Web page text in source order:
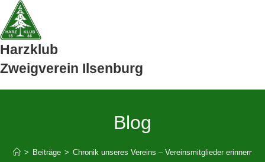
Zum
Inhalt
springen
Harzklub
Zweigverein Ilsenburg
Blog
> Beiträge > Chronik unseres Vereins – Vereinsmitglieder erinnern